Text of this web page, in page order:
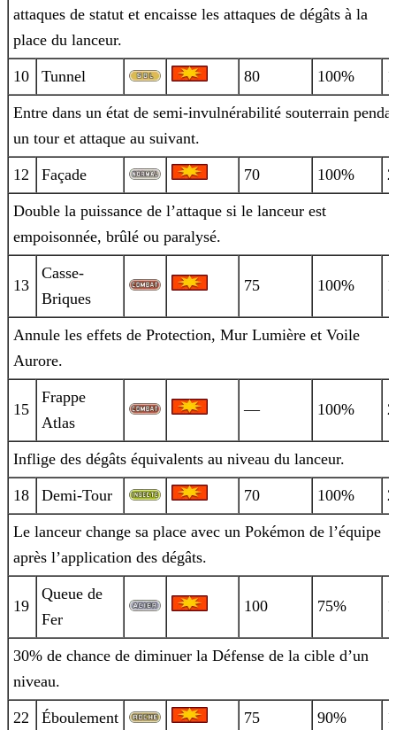
attaques de statut et encaisse les attaques de dégâts à la
place du lanceur.
10 Tunnel 80 100%
Entre dans un état de semi-invulnérabilité souterrain
un tour et attaque au suivant.
12 Façade 70 100%
Double la puissance de l’attaque si le lanceur est
empoisonnée, brûlé ou paralysé.
13
Casse-
Briques
75 100%
Annule les effets de Protection, Mur Lumière et Voile
Aurore.
15
Frappe
Atlas
— 100%
Inflige des dégâts équivalents au niveau du lanceur.
18 Demi-Tour 70 100%
Le lanceur change sa place avec un Pokémon de l’équipe
après l’application des dégâts.
19
Queue de
Fer
100 75%
30% de chance de diminuer la Défense de la cible d’un
niveau.
22 Éboulement 75 90%